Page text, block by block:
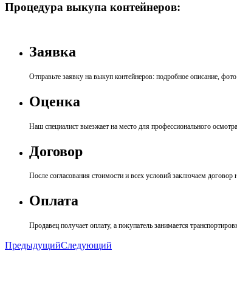
Процедура выкупа контейнеров:
Заявка
Отправьте заявку на выкуп контейнеров: подробное описание,
Оценка
Наш специалист выезжает на место для профессионального
Договор
После согласования стоимости и всех условий заключаем
Оплата
Продавец получает оплату, а покупатель занимается
ПредыдущийСледующий